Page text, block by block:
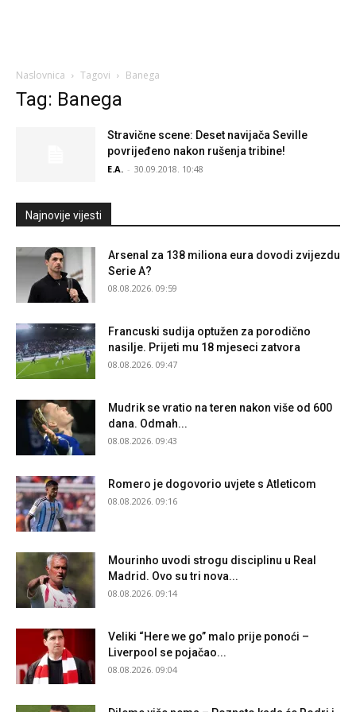
Naslovnica Tagovi Banega
Tag: Banega
Stravične scene: Deset navijača Seville
povrijeđeno nakon rušenja tribine!
E.A. - 30.09.2018. 10:48
Najnovije vijesti
Arsenal za 138 miliona eura dovodi zvijezdu
Serie A?
08.08.2026. 09:59
Francuski sudija optužen za porodično
nasilje. Prijeti mu 18 mjeseci zatvora
08.08.2026. 09:47
Mudrik se vratio na teren nakon više od 600
dana. Odmah...
08.08.2026. 09:43
Romero je dogovorio uvjete s Atleticom
08.08.2026. 09:16
Mourinho uvodi strogu disciplinu u Real
Madrid. Ovo su tri nova...
08.08.2026. 09:14
Veliki “Here we go” malo prije ponoći –
Liverpool se pojačao...
08.08.2026. 09:04